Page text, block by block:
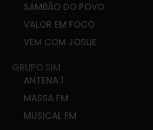
SAMBÃO DO POVO
VALOR EM FOCO
VEM COM JOSUE
GRUPO SIM
ANTENA 1
MASSA FM
MUSICAL FM